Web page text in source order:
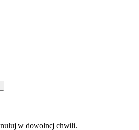
w dowolnej chwili.